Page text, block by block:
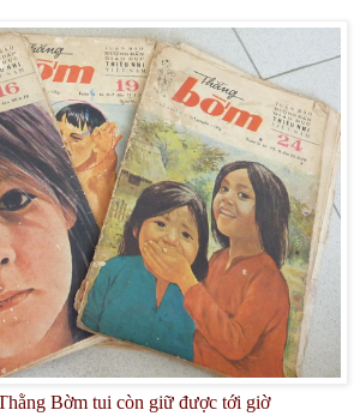
Bờm tui còn giữ được tới giờ